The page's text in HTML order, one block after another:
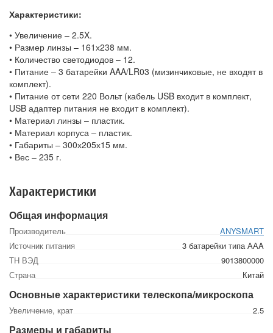
Характеристики:
• Увеличение – 2.5X.
• Размер линзы – 161х238 мм.
• Количество светодиодов – 12.
• Питание – 3 батарейки AAA/LR03 (мизинчиковые, не входят в
комплект).
• Питание от сети 220 Вольт (кабель USB входит в комплект,
USB адаптер питания не входит в комплект).
• Материал линзы – пластик.
• Материал корпуса – пластик.
• Габариты – 300х205х15 мм.
• Вес – 235 г.
Характеристики
Общая информация
Производитель
ANYSMART
Источник питания
3 батарейки типа ААA
ТН ВЭД
9013800000
Страна
Китай
Основные характеристики телескопа/микроскопа
Увеличение, крат 2.5
Размеры и габариты